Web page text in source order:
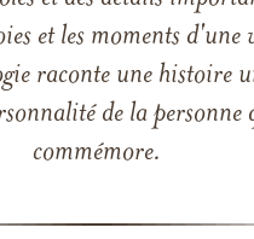
et les moments d'une
raconte une histoire
de la personne
commémore.